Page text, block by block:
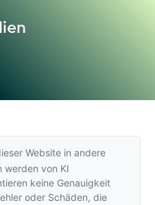
Website in andere
werden von KI
keine Genauigkeit
oder Schäden, die